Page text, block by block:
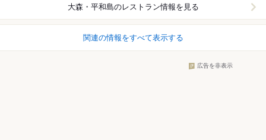
大森・平和島のレストラン情報を見る
関連の情報をすべて表示する
広告を非表示